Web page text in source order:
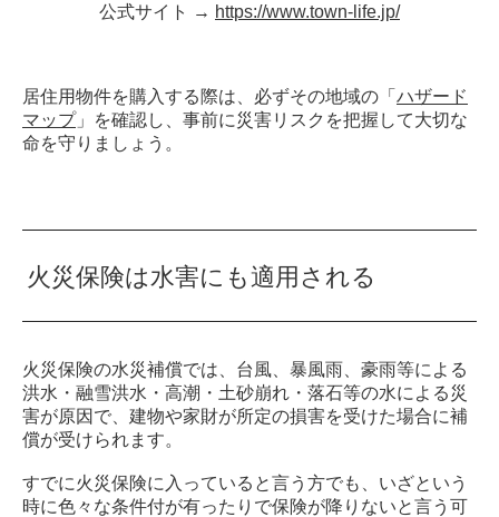
公式サイト → https://www.town-life.jp/
居住用物件を購入する際は、必ずその地域の「 ハザード
マップ」を確認し、事前に災害リスクを把握して大切な
命を守りましょう。
火災保険は水害にも適用される
火災保険の水災補償では、台風、暴風雨、豪雨等による
洪水・融雪洪水・高潮・土砂崩れ・落石等の水による災
害が原因で、建物や家財が所定の損害を受けた場合に補
償が受けられます。
すでに火災保険に入っていると言う方でも、いざという
時に色々な条件付が有ったりで保険が降りないと言う可